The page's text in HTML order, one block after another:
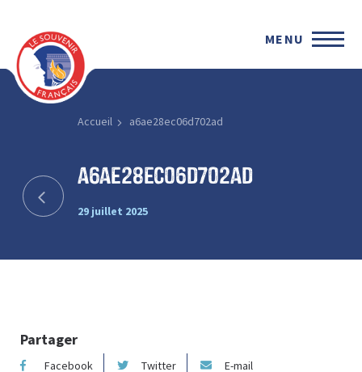
MENU
Accueil a6ae28ec06d702ad
a6ae28ec06d702ad
29 juillet 2025
Partager
Facebook Twitter E-mail